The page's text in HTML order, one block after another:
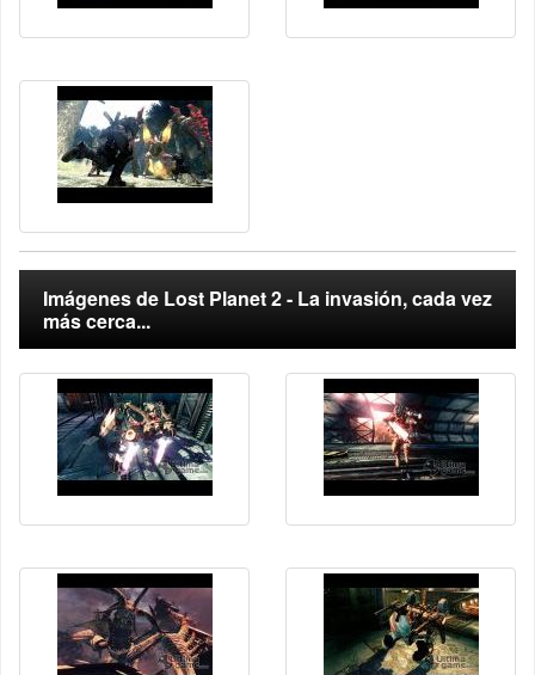
Imágenes de Lost Planet 2 - La invasión, cada vez
más cerca...